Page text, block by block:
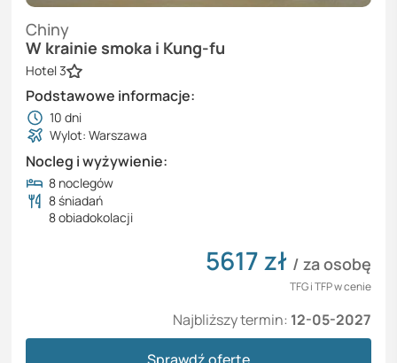
W krainie smoka i Kung-fu
Chiny
Hotel 3
Podstawowe informacje:
10 dni
Wylot: Warszawa
Nocleg i wyżywienie:
8 noclegów
8 śniadań
8 obiadokolacji
5617zł / za osobę
TFG i TFP w cenie
Najbliższy termin: 12-05-2027